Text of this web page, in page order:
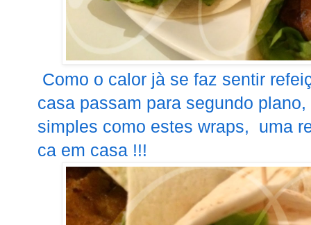
Como o calor jà se faz sentir
casa passam para segundo
simples como estes wraps, uma
ca em casa !!!